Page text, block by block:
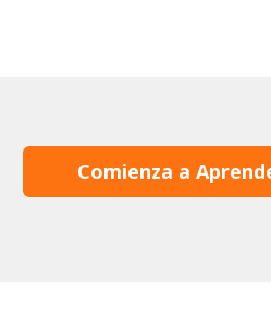
Comienza a